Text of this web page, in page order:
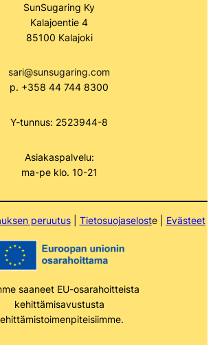
SunSugaring Ky
Kalajoentie 4
85100 Kalajoki
sari@sunsugaring.com
p. +358 44 744 8300
Y-tunnus: 2523944-8
Asiakaspalvelu:
ma-pe klo. 10-21
peruutus| Tietosuojaseloste | Evästeet
saaneet EU-osarahoitteista
kehittämisavustusta